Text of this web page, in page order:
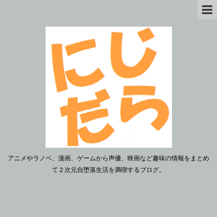
アニメやラノベ、漫画、ゲームから声優、映画など趣味の情報をまとめ
て２次元自堕落生活を満喫するブログ。